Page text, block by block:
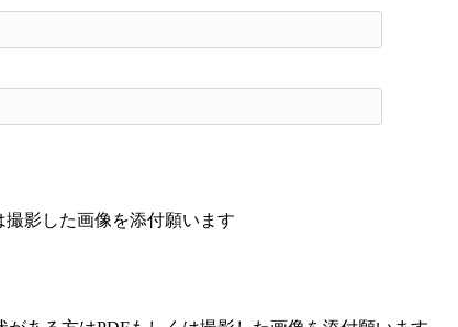
撮影した画像を添付願います